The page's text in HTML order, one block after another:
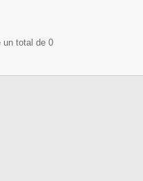
un total de 0